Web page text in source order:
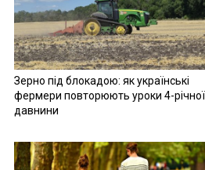
Зерно під блокадою: як українські
фермери повторюють уроки 4-річної
давнини